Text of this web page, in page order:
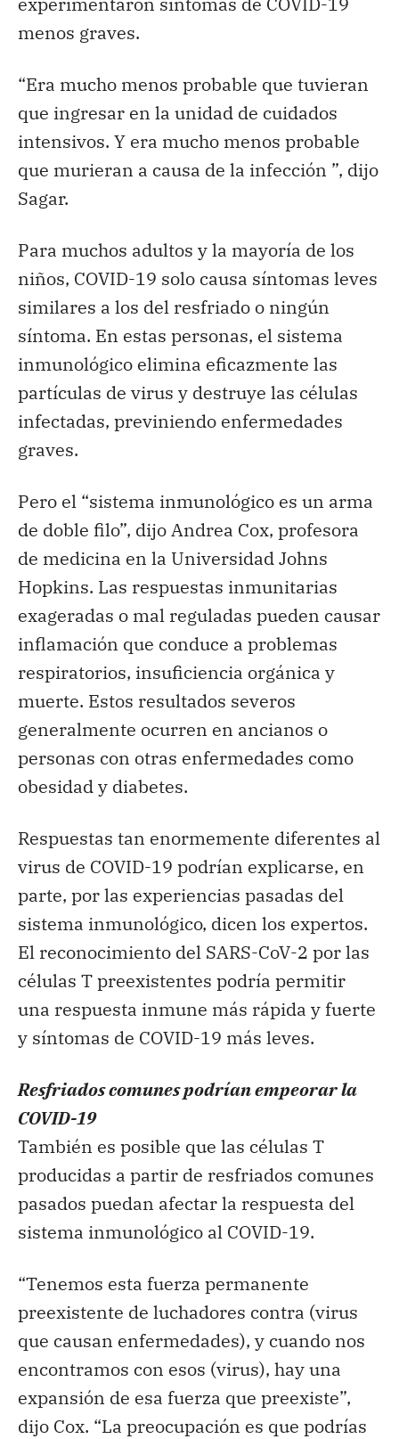
menos graves.
“Era mucho menos probable que tuvieran
que ingresar en la unidad de cuidados
intensivos. Y era mucho menos probable
que murieran a causa de la infección ”, dijo
Sagar.
Para muchos adultos y la mayoría de los
niños, COVID-19 solo causa síntomas leves
similares a los del resfriado o ningún
síntoma. En estas personas, el sistema
inmunológico elimina eficazmente las
partículas de virus y destruye las células
infectadas, previniendo enfermedades
graves.
Pero el “sistema inmunológico es un arma
de doble filo”, dijo Andrea Cox, profesora
de medicina en la Universidad Johns
Hopkins. Las respuestas inmunitarias
exageradas o mal reguladas pueden causar
inflamación que conduce a problemas
respiratorios, insuficiencia orgánica y
muerte. Estos resultados severos
generalmente ocurren en ancianos o
personas con otras enfermedades como
obesidad y diabetes.
Respuestas tan enormemente diferentes al
virus de COVID-19 podrían explicarse, en
parte, por las experiencias pasadas del
sistema inmunológico, dicen los expertos.
El reconocimiento del SARS-CoV-2 por las
células T preexistentes podría permitir
una respuesta inmune más rápida y fuerte
y síntomas de COVID-19 más leves.
Resfriados comunes podrían empeorar la
COVID-19
También es posible que las células T
producidas a partir de resfriados comunes
pasados puedan afectar la respuesta del
sistema inmunológico al COVID-19.
“Tenemos esta fuerza permanente
preexistente de luchadores contra (virus
que causan enfermedades), y cuando nos
encontramos con esos (virus), hay una
expansión de esa fuerza que preexiste”,
dijo Cox. “La preocupación es que podrías